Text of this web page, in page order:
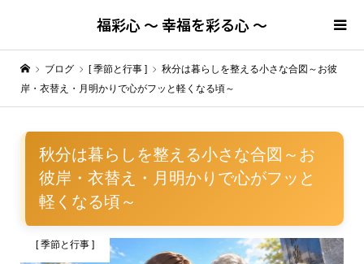
福彩心 ～ 幸福を彩る心 ～
ブログ [ 季節と行事 ]
秋分は暮らしを整える小さな合図～お彼
岸・衣替え・月明かりで心がフッと軽くなる頃～
秋分は暮らしを整える小さな合図～お
彼岸・衣替え・月明かりで心がフッと
軽くなる頃～
[ 季節と行事 ]